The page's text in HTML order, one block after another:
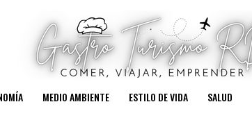
MEDIO AMBIENTE ESTILO DE VIDA SALUD